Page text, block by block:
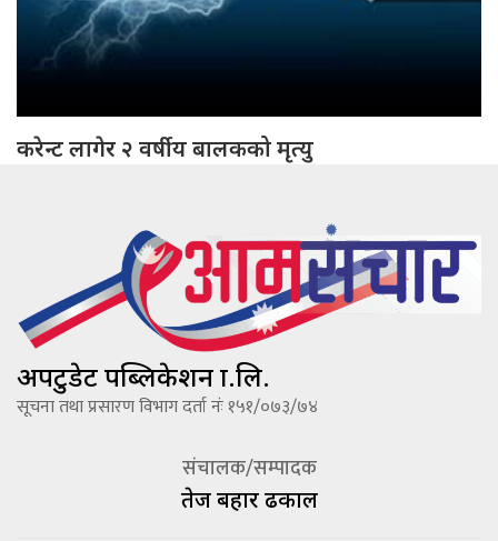
करेन्ट लागेर २ वर्षीय बालकको मृत्यु
अपटुडेट पब्लिकेशन प्रा.लि.
सूचना तथा प्रसारण विभाग दर्ता नंः १५१/०७३/७४
संचालक/सम्पादक
तेज बहादूर ढकाल